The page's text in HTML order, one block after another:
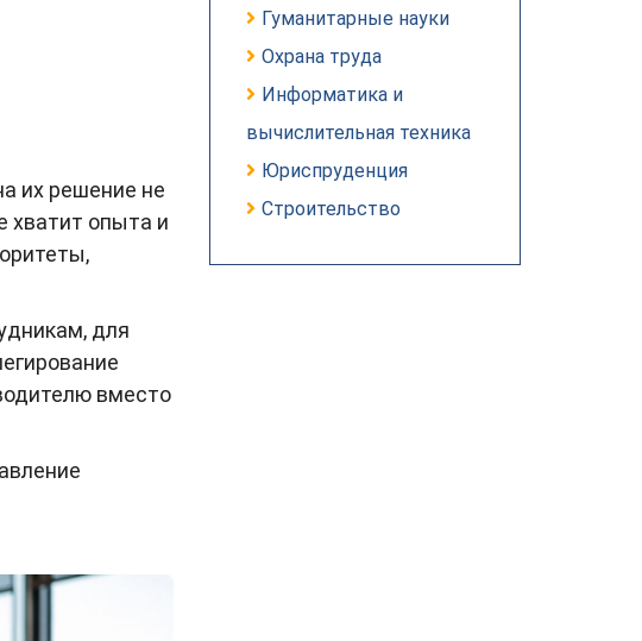
их решение не
хватит опыта и
для
вместо
Гуманитарные науки
Охрана труда
Информатика и
вычислительная техника
Юриспруденция
Строительство